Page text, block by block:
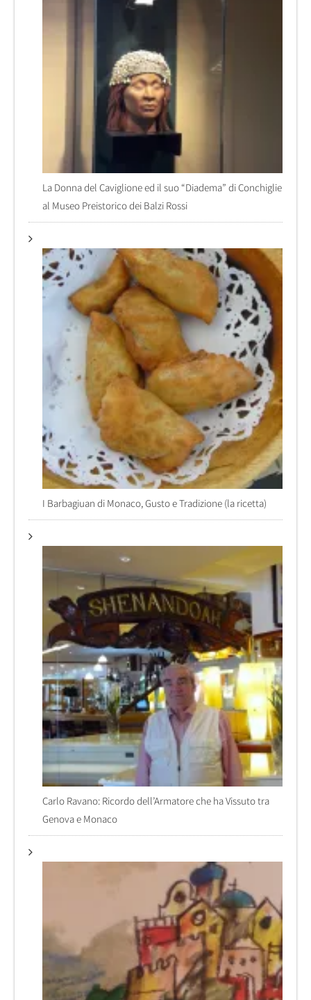
La Donna del Caviglione ed il suo “Diadema” di Conchiglie
al Museo Preistorico dei Balzi Rossi
I Barbagiuan di Monaco, Gusto e Tradizione (la ricetta)
Carlo Ravano: Ricordo dell’Armatore che ha Vissuto tra
Genova e Monaco